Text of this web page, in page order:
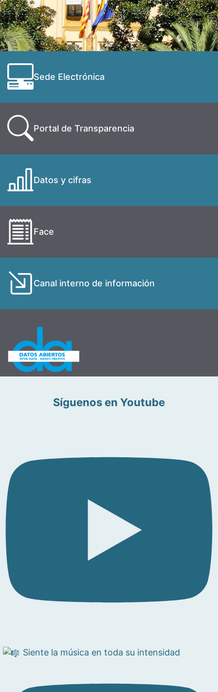
Sede Electrónica
Portal de Transparencia
Datos y cifras
Face
Canal interno de información
Síguenos en Youtube
Siente la música en toda su intensidad